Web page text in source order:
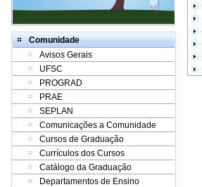
Comunidade
Avisos Gerais
UFSC
PROGRAD
PRAE
SEPLAN
Comunicações a Comunidade
Cursos de Graduação
Currículos dos Cursos
Catálogo da Graduação
Departamentos de Ensino